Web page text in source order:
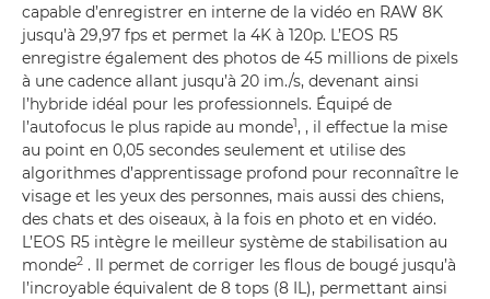
capable d’enregistrer en interne de la vidéo en RAW 8K
jusqu’à 29,97 fps et permet la 4K à 120p. L’EOS R5
enregistre également des photos de 45 millions de pixels
à une cadence allant jusqu’à 20 im./s, devenant ainsi
l’hybride idéal pour les professionnels. Équipé de
l’autofocus le plus rapide au monde1, , il effectue la mise
au point en 0,05 secondes seulement et utilise des
algorithmes d’apprentissage profond pour reconnaître le
visage et les yeux des personnes, mais aussi des chiens,
des chats et des oiseaux, à la fois en photo et en vidéo.
L’EOS R5 intègre le meilleur système de stabilisation au
monde2 . Il permet de corriger les flous de bougé jusqu’à
l’incroyable équivalent de 8 tops (8 IL), permettant ainsi